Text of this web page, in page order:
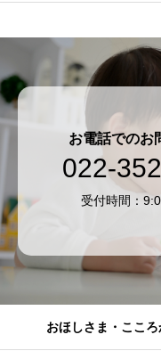
お電話でのお
022-
受付時間：
おほしさま・ここ